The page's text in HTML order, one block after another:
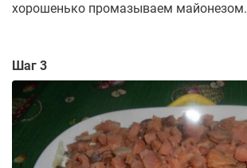
хорошенько промазываем майонезом.
Шаг 3